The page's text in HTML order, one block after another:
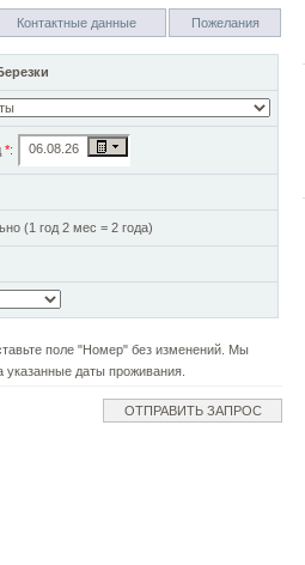
Контактные данные Пожелания
*:
(1 год 2 мес = 2 года)
поле "Номер" без изменений. Мы
даты проживания.